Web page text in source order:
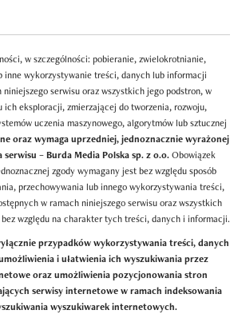
w szczególności: pobieranie, zwielokrotnianie,
inne wykorzystywanie treści, danych lub informacji
serwisu oraz wszystkich jego podstron, w
ich eksploracji, zmierzającej do tworzenia, rozwoju,
uczenia maszynowego, algorytmów lub sztucznej
oraz wymaga uprzedniej, jednoznacznie wyrażonej
– Burda Media Polska sp. z o.o.Obowiązek
zgody wymagany jest bez względu sposób
przechowywania lub innego wykorzystywania treści,
w ramach niniejszego serwisu oraz wszystkich
względu na charakter tych treści, danych i informacji.
przypadków wykorzystywania treści, danych
i ułatwienia ich wyszukiwania przez
oraz umożliwienia pozycjonowania stron
serwisy internetowe w ramach indeksowania
wyszukiwarek internetowych.